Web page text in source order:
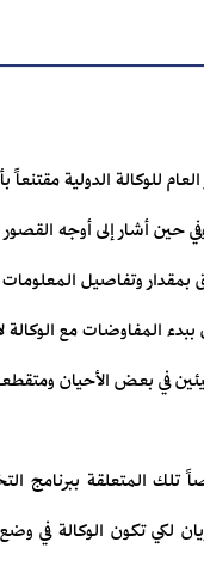
المدير العام للوكالة
حين أشار إلى أوجه القصور
بمقدار وتفاصيل
المفاوضات مع
في بعض الأحيان
المتعلقة ببرنامج
لكي تكون الوكالة في